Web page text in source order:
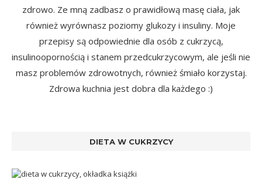
zdrowo. Ze mną zadbasz o prawidłową masę ciała, jak
również wyrównasz poziomy glukozy i insuliny. Moje
przepisy są odpowiednie dla osób z cukrzycą,
insulinoopornością i stanem przedcukrzycowym, ale jeśli nie
masz problemów zdrowotnych, również śmiało korzystaj.
Zdrowa kuchnia jest dobra dla każdego :)
DIETA W CUKRZYCY